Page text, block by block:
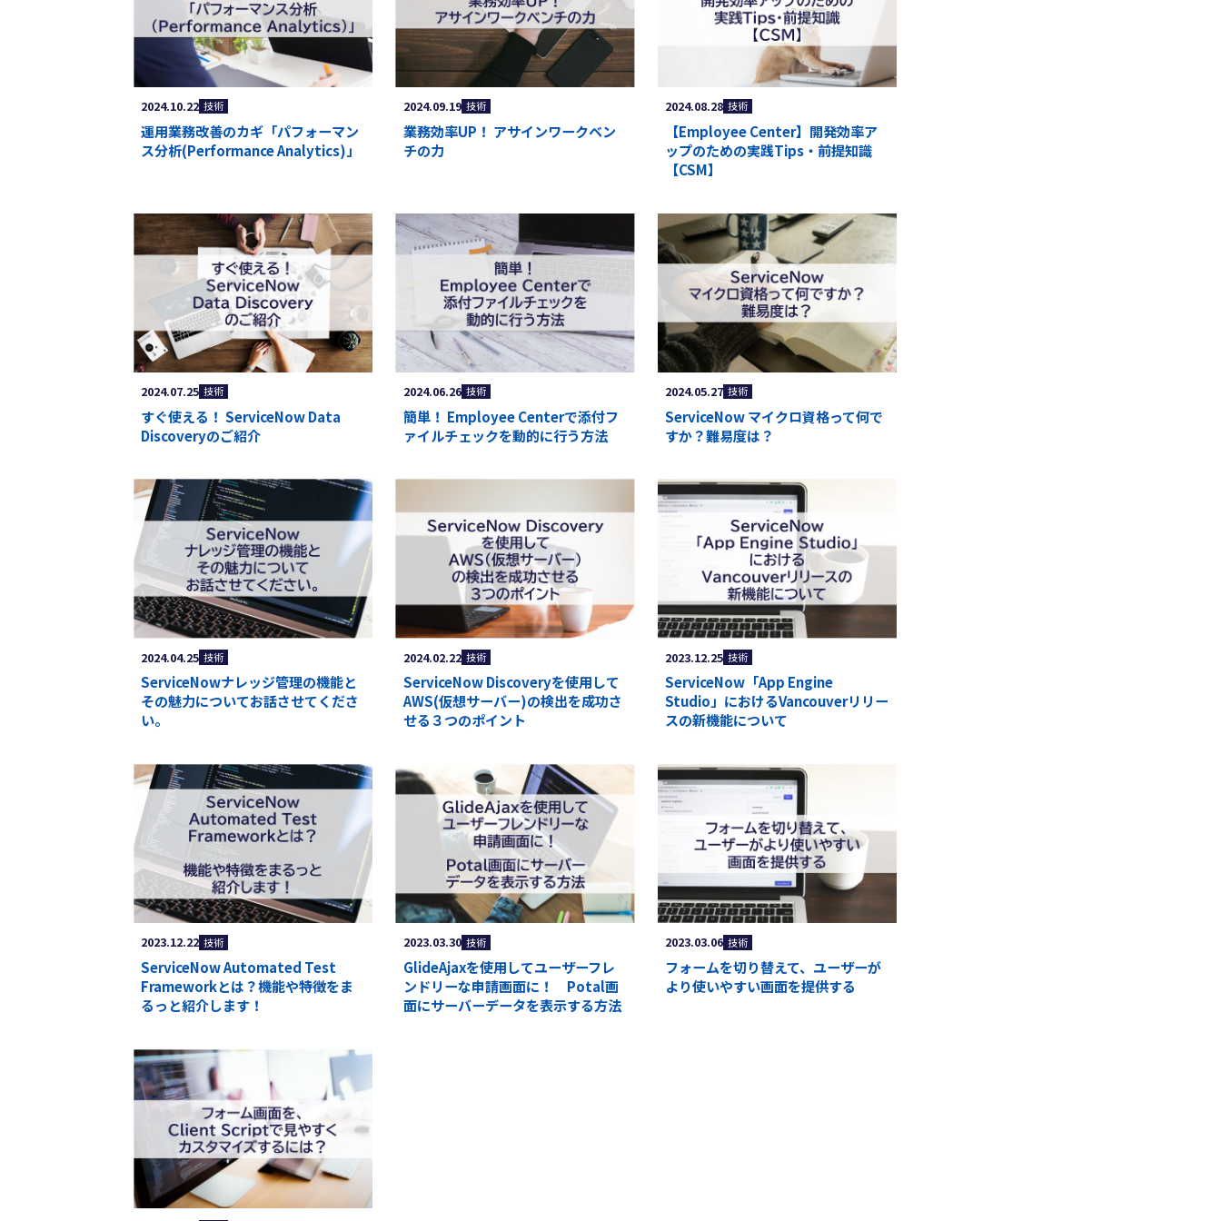
2024.10.22 技術
運用業務改善のカギ「パフォーマン
ス分析(Performance Analytics)」
2024.09.19 技術
業務効率UP！ アサインワークベン
チの力
2024.08.28 技術
【Employee Center】開発効率ア
ップのための実践Tips・前提知識
【CSM】
2024.07.25 技術
すぐ使える！ ServiceNow Data
Discoveryのご紹介
2024.06.26 技術
簡単！ Employee Centerで添付フ
ァイルチェックを動的に行う方法
2024.05.27 技術
ServiceNow マイクロ資格って何で
すか？難易度は？
2024.04.25 技術
ServiceNowナレッジ管理の機能と
その魅力についてお話させてくださ
い。
2024.02.22 技術
ServiceNow Discoveryを使用して
AWS(仮想サーバー)の検出を成功さ
せる３つのポイント
2023.12.25 技術
ServiceNow「App Engine
Studio」におけるVancouverリリー
スの新機能について
2023.12.22 技術
ServiceNow Automated Test
Frameworkとは？機能や特徴をま
るっと紹介します！
2023.03.30 技術
GlideAjaxを使用してユーザーフレ
ンドリーな申請画面に！ Potal画
面にサーバーデータを表示する方法
2023.03.06 技術
フォームを切り替えて、ユーザーが
より使いやすい画面を提供する